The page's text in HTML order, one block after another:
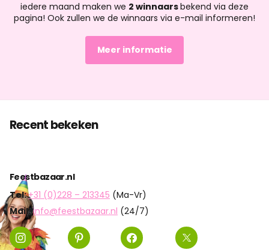
iedere maand maken we 2 winnaarsbekend via deze
pagina! Ook zullen we de winnaars via e-mail informeren!
Meer informatie
Recent bekeken
Feestbazaar.nl
Tel:+31 (0)228 – 213345 (Ma-Vr)
Mail: info@feestbazaar.nl (24/7)